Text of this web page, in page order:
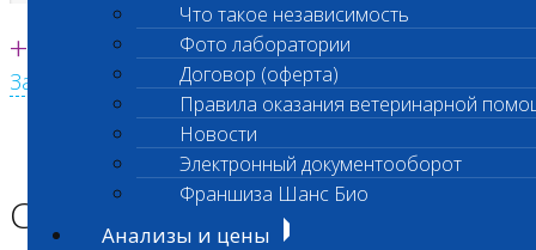
Единая круглосуточная справочная
+7 495 260 0 260
Заказать звонок с сайта
Что такое независимость
Фото лаборатории
Договор (оферта)
Правила оказания ветеринарной
Новости
Электронный документооборот
Франшиза Шанс Био
Анализы и цены
Главная страница
Санитарный день
Санитарный день